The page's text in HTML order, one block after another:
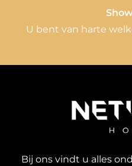
U bent van harte
Bij ons vindt u alles